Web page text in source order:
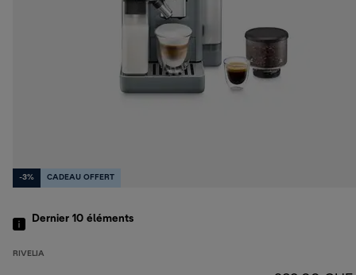
-3% CADEAU OFFERT
Dernier 10 éléments
RIVELIA